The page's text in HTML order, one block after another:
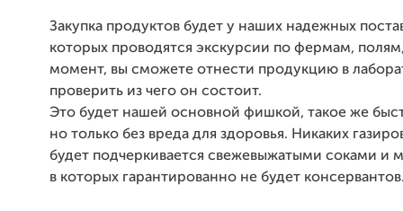
Закупка продуктов будет у наших надежных
которых проводятся экскурсии по фермам,
момент, вы сможете отнести продукцию в
проверить из чего он состоит.
Это будет нашей основной фишкой, такое же
но только без вреда для здоровья. Никаких
будет подчеркивается свежевыжатыми соками и
в которых гарантированно не будет